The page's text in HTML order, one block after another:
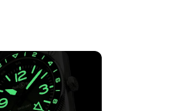
AUCH INTERESSIEREN: